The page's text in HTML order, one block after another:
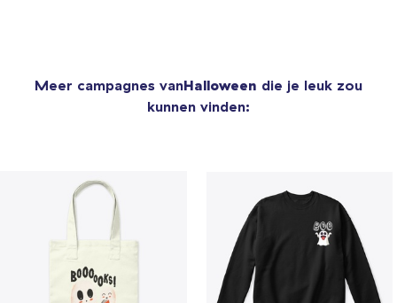
Meer campagnes vanHalloween die je leuk zou
kunnen vinden: